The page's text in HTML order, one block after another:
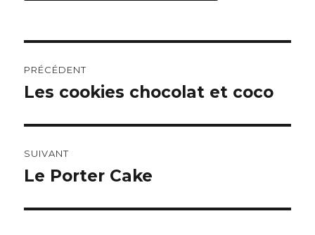
de
PRÉCÉDENT
Article
Les cookies chocolat et coco
SUIVANT
Article
Le Porter Cake